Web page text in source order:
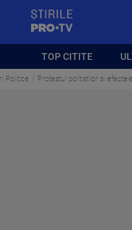
TOP CITITE
Politice Protestul politistilor si